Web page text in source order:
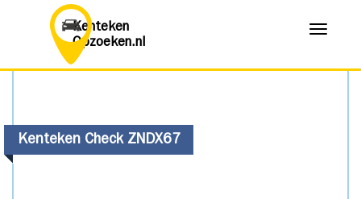
Kenteken
Opzoeken.nl
Menu
Kenteken Check ZNDX67